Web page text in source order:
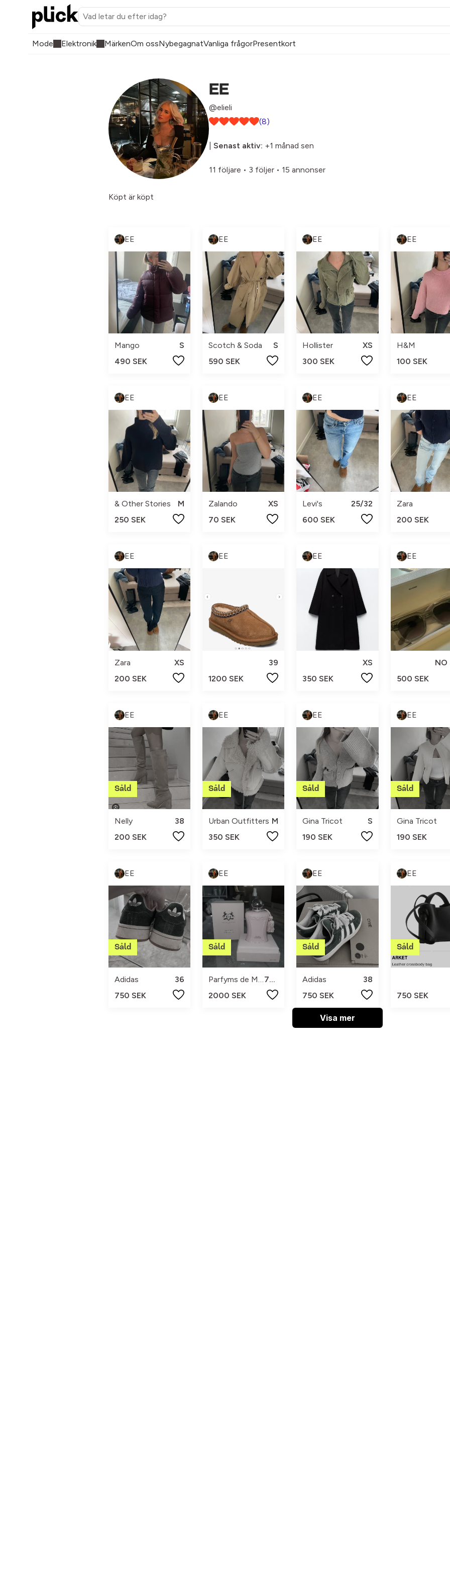
Mode Elektronik MärkenOm ossNybegagnatVanliga frågorPresentkort
EE
@elieli
(8)
Senast aktiv: +1 månad sen
11 följare • 3 följer • 15 annonser
Köpt är köpt
EE
Mango
S
490 SEK
EE
Scotch & Soda
S
590 SEK
EE
Hollister
XS
300 SEK
EE
H&M
100 SEK
EE
& Other Stories
M
250 SEK
EE
Zalando
XS
70 SEK
EE
Levi's
25/32
600 SEK
EE
Zara
200 SEK
EE
Zara
XS
200 SEK
EE
39
1200 SEK
EE
XS
350 SEK
EE
NO
500 SEK
EE
Nelly
38
200 SEK
EE
Urban Outfitters M
350 SEK
EE
Gina Tricot
S
190 SEK
EE
Gina Tricot
190 SEK
EE
Adidas
36
750 SEK
EE
Parfyms de Marly Paris
75 ml
2000 SEK
EE
Adidas
38
750 SEK
EE
750 SEK
Visa mer